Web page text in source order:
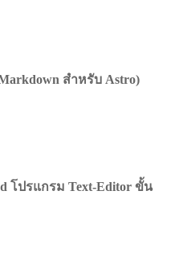
สำหรับ Astro)
โปรแกรม Text-Editor ขั้น